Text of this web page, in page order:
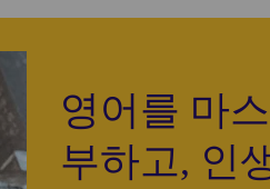
영어를 마
부하고, 인